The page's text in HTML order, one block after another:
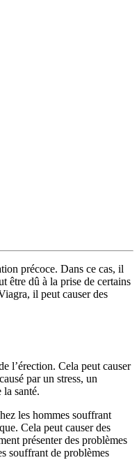
précoce. Dans ce cas, il
être dû à la prise de certains
il peut causer des
l’érection. Cela peut causer
par un stress, un
la santé.
les hommes souffrant
Cela peut causer des
présenter des problèmes
souffrant de problèmes